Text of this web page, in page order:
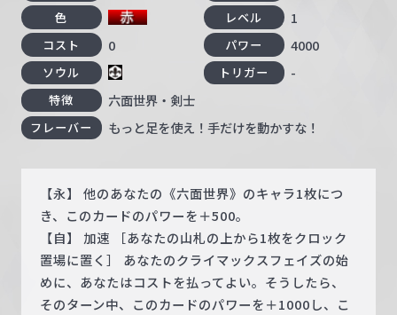
色 レベル 1
コスト 0 パワー 4000
ソウル トリガー -
特徴 六面世界・剣士
フレーバー もっと足を使え！手だけを動かすな！
【永】 他のあなたの《六面世界》のキャラ1枚につ
き、このカードのパワーを＋500。
【自】 加速 ［あなたの山札の上から1枚をクロック
置場に置く］ あなたのクライマックスフェイズの始
めに、あなたはコストを払ってよい。そうしたら、
そのターン中、このカードのパワーを＋1000し、こ